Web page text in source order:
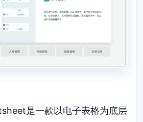
是一款以电子表格为底层